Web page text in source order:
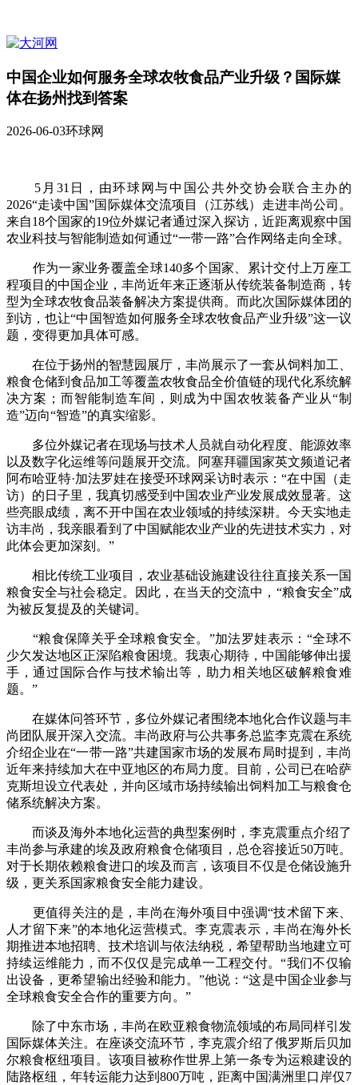
中国企业如何服务全球农牧食品产业升级？国际媒
体在扬州找到答案
2026-06-03环球网
5月31日，由环球网与中国公共外交协会联合主办的
2026“走读中国”国际媒体交流项目（江苏线）走进丰尚公司。
来自18个国家的19位外媒记者通过深入探访，近距离观察中国
农业科技与智能制造如何通过“一带一路”合作网络走向全球。
作为一家业务覆盖全球140多个国家、累计交付上万座工
程项目的中国企业，丰尚近年来正逐渐从传统装备制造商，转
型为全球农牧食品装备解决方案提供商。而此次国际媒体团的
到访，也让“中国智造如何服务全球农牧食品产业升级”这一议
题，变得更加具体可感。
在位于扬州的智慧园展厅，丰尚展示了一套从饲料加工、
粮食仓储到食品加工等覆盖农牧食品全价值链的现代化系统解
决方案；而智能制造车间，则成为中国农牧装备产业从“制
造”迈向“智造”的真实缩影。
多位外媒记者在现场与技术人员就自动化程度、能源效率
以及数字化运维等问题展开交流。阿塞拜疆国家英文频道记者
阿布哈亚特·加法罗娃在接受环球网采访时表示：“在中国（走
访）的日子里，我真切感受到中国农业产业发展成效显著。这
些亮眼成绩，离不开中国在农业领域的持续深耕。今天实地走
访丰尚，我亲眼看到了中国赋能农业产业的先进技术实力，对
此体会更加深刻。”
相比传统工业项目，农业基础设施建设往往直接关系一国
粮食安全与社会稳定。因此，在当天的交流中，“粮食安全”成
为被反复提及的关键词。
“粮食保障关乎全球粮食安全。”加法罗娃表示：“全球不
少欠发达地区正深陷粮食困境。我衷心期待，中国能够伸出援
手，通过国际合作与技术输出等，助力相关地区破解粮食难
题。”
在媒体问答环节，多位外媒记者围绕本地化合作议题与丰
尚团队展开深入交流。丰尚政府与公共事务总监李克震在系统
介绍企业在“一带一路”共建国家市场的发展布局时提到，丰尚
近年来持续加大在中亚地区的布局力度。目前，公司已在哈萨
克斯坦设立代表处，并向区域市场持续输出饲料加工与粮食仓
储系统解决方案。
而谈及海外本地化运营的典型案例时，李克震重点介绍了
丰尚参与承建的埃及政府粮食仓储项目，总仓容接近50万吨。
对于长期依赖粮食进口的埃及而言，该项目不仅是仓储设施升
级，更关系国家粮食安全能力建设。
更值得关注的是，丰尚在海外项目中强调“技术留下来、
人才留下来”的本地化运营模式。李克震表示，丰尚在海外长
期推进本地招聘、技术培训与依法纳税，希望帮助当地建立可
持续运维能力，而不仅仅是完成单一工程交付。“我们不仅输
出设备，更希望输出经验和能力。”他说：“这是中国企业参与
全球粮食安全合作的重要方向。”
除了中东市场，丰尚在欧亚粮食物流领域的布局同样引发
国际媒体关注。在座谈交流环节，李克震介绍了俄罗斯后贝加
尔粮食枢纽项目。该项目被称作世界上第一条专为运粮建设的
陆路枢纽，年转运能力达到800万吨，距离中国满洲里口岸仅7